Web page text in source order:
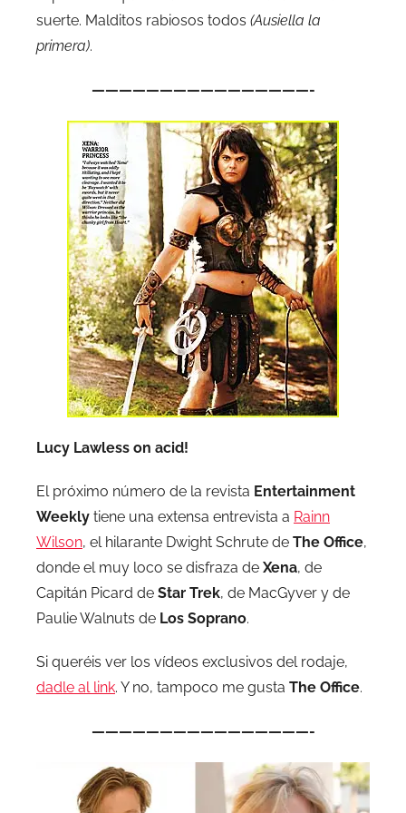
suerte. Malditos rabiosos todos (Ausiella la
primera).
————————————————-
Lucy Lawless on acid!
El próximo número de la revista Entertainment
Weekly tiene una extensa entrevista a Rainn
Wilson, el hilarante Dwight Schrute de The Office,
donde el muy loco se disfraza de Xena, de
Capitán Picard de Star Trek, de MacGyver y de
Paulie Walnuts de Los Soprano.
Si queréis ver los vídeos exclusivos del rodaje,
dadle al link. Y no, tampoco me gusta The Office.
————————————————-